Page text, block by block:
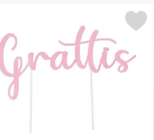
Kulta suosikiksi
Merkitse grattis